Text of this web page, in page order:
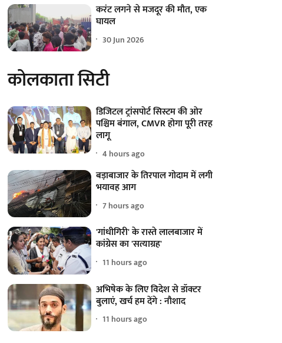
करंट लगने से मजदूर की मौत, एक
घायल
30 Jun 2026
कोलकाता सिटी
डिजिटल ट्रांसपोर्ट सिस्टम की ओर
पश्चिम बंगाल, CMVR होगा पूरी तरह
लागू
4 hours ago
बड़ाबाजार के तिरपाल गोदाम में लगी
भयावह आग
7 hours ago
'गांधीगिरी' के रास्ते लालबाजार में
कांग्रेस का 'सत्याग्रह'
11 hours ago
अभिषेक के लिए विदेश से डॉक्टर
बुलाएं, खर्च हम देंगे : नौशाद
11 hours ago